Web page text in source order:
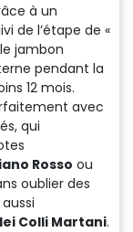
à un
de l’étape de «
jambon
pendant la
12 mois.
avec
qui
Rosso ou
oublier des
Colli Martani.